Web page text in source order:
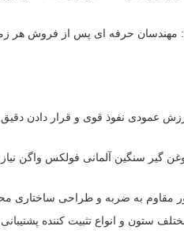
حرفه ای پس از فروش هر
لرزش عمودی نفوذ قوی و قرار دادن
گیر سنگین آلمانی فولکس واگن
مقاوم به ضربه و طراحی
ستون و انواع تثبیت کننده